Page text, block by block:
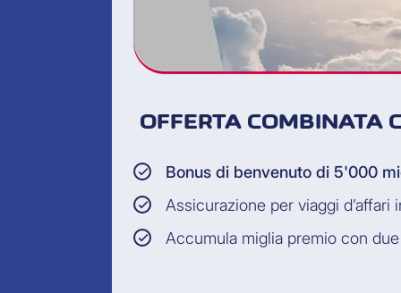
OFFERTA COMBINATA
Bonus di benvenuto di 5'000
Assicurazione per viaggi d’affari
Accumula miglia premio con